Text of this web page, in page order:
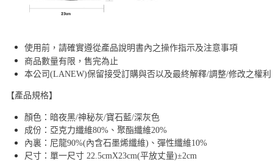
使用前，請確實遵從產品說明書內之操作指示及注意事項
商品數量有限，售完為止
本公司(LANEW)保留接受訂購與否以及最終解釋/調整/修改之權利
【產品規格】
顏色：暗夜黑/神秘灰/寶石藍/深灰色
成份：亞克力纖維80%、聚酯纖維20%
內裏：尼龍90%(內含石墨烯纖維)、彈性纖維10%
尺寸：單一尺寸 22.5cmX23cm(平放丈量)±2cm